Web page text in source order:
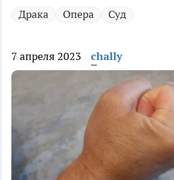
Драка Опера Суд
7 апреля 2023 chally